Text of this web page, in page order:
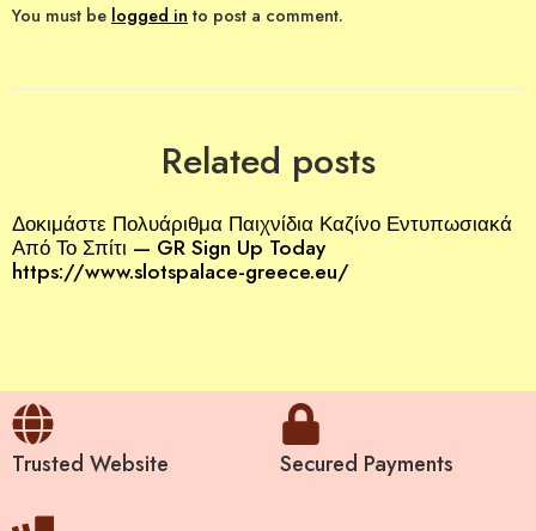
You must be logged in to post a comment.
Related posts
Δοκιμάστε Πολυάριθμα Παιχνίδια Καζίνο Εντυπωσιακά
Από Το Σπίτι — GR Sign Up Today
https://www.slotspalace-greece.eu/
Trusted Website Secured Payments